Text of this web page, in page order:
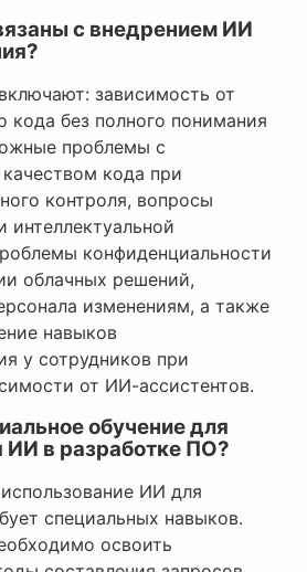
с внедрением ИИ
зависимость от
кода без полного понимания
проблемы с
кода при
контроля, вопросы
интеллектуальной
конфиденциальности
облачных решений,
изменениям, а также
навыков
у сотрудников при
от ИИ-ассистентов.
обучение для
ИИ в разработке ПО?
ИИ для
специальных навыков.
освоить